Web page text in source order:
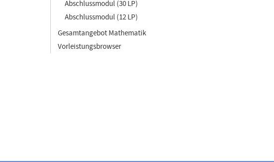
Abschlussmodul (30 LP)
Abschlussmodul (12 LP)
Gesamtangebot Mathematik
Vorleistungsbrowser